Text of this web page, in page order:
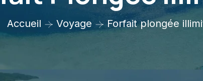
Accueil Voyage Forfait plongée